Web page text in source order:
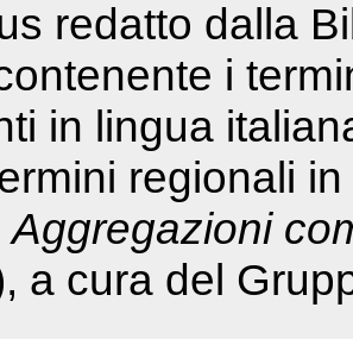
redatto dalla
i
in lingua
regionali
Aggregazioni
a cura del